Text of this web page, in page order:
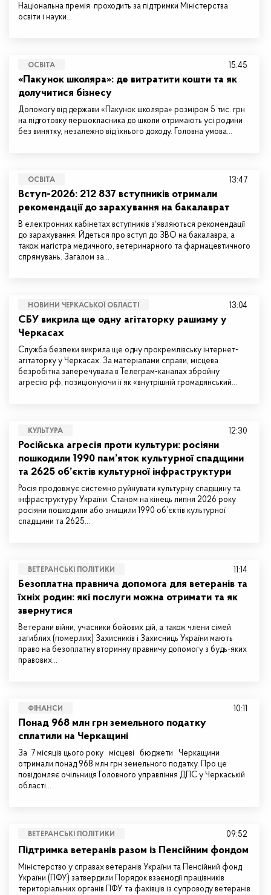
Національна премія проходить за підтримки Міністерства
освіти і науки…
ОСВІТА
«Пакунок школяра»: де витратити кошти та як
долучитися бізнесу
Допомогу від держави «Пакунок школяра» розміром 5 тис. грн
на підготовку першокласника до школи отримають усі родини
без винятку, незалежно від їхнього доходу. Головна умова…
15:45
ОСВІТА
Вступ-2026: 212 837 вступників отримали
рекомендації до зарахування на бакалаврат
В електронних кабінетах вступників зʼявляються рекомендації
до зарахування. Йдеться про вступ до ЗВО на бакалавра, а
також магістра медичного, ветеринарного та фармацевтичного
спрямувань. Загалом за…
13:47
НОВИНИ ЧЕРКАСЬКОЇ ОБЛАСТІ
СБУ викрила ще одну агітаторку рашизму у
Черкасах
Служба безпеки викрила ще одну прокремлівську інтернет-
агітаторку у Черкасах. За матеріалами справи, місцева
безробітна заперечувала в Телеграм-каналах збройну
агресію рф, позиціонуючи її як «внутрішній громадянський…
13:04
КУЛЬТУРА
Російська агресія проти культури: росіяни
пошкодили 1990 пам’яток культурної спадщини
та 2625 об’єктів культурної інфраструктури
Росія продовжує системно руйнувати культурну спадщину та
інфраструктуру України. Станом на кінець липня 2026 року
росіяни пошкодили або знищили 1990 об’єктів культурної
спадщини та 2625…
12:30
ВЕТЕРАНСЬКІ ПОЛІТИКИ
Безоплатна правнича допомога для ветеранів та
їхніх родин: які послуги можна отримати та як
звернутися
Ветерани війни, учасники бойових дій, а також члени сімей
загиблих (померлих) Захисників і Захисниць України мають
право на безоплатну вторинну правничу допомогу з будь-яких
правових…
11:14
ФІНАНСИ
Понад 968 млн грн земельного податку
сплатили на Черкащині
За 7 місяців цього року місцеві бюджети Черкащини
отримали понад 968 млн грн земельного податку. Про це
повідомляє очільниця Головного управління ДПС у Черкаській
області…
10:11
ВЕТЕРАНСЬКІ ПОЛІТИКИ
Підтримка ветеранів разом із Пенсійним фондом
Міністерство у справах ветеранів України та Пенсійний фонд
України (ПФУ) затвердили Порядок взаємодії працівників
територіальних органів ПФУ та фахівців із супроводу ветеранів
09:52